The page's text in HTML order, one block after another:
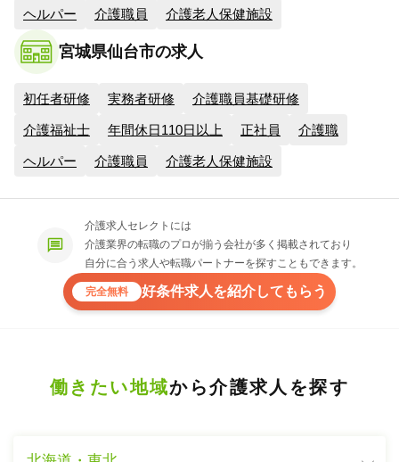
ヘルパー 介護職員 介護老人保健施設
宮城県仙台市の求人
初任者研修 実務者研修 介護職員基礎研修
介護福祉士 年間休日110日以上 正社員 介護職
ヘルパー 介護職員 介護老人保健施設
介護求人セレクトには
介護業界の転職のプロが揃う会社が多く掲載されており
自分に合う求人や転職パートナーを探すこともできます。
完全無料 好条件求人を紹介してもらう
働きたい地域から介護求人を探す